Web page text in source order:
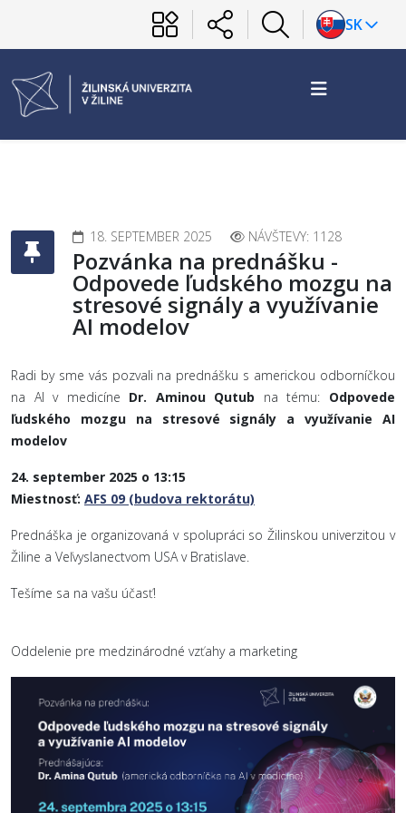
SK
18. SEPTEMBER 2025 NÁVŠTEVY: 1128
Pozvánka na prednášku -
Odpovede ľudského mozgu na
stresové signály a využívanie
AI modelov
Radi by sme vás pozvali na prednášku s americkou odborníčkou
na AI v medicíne Dr. Aminou Qutub na tému: Odpovede
ľudského mozgu na stresové signály a využívanie AI
modelov
24. september 2025 o 13:15
Miestnosť: AFS 09 (budova rektorátu)
Prednáška je organizovaná v spolupráci so Žilinskou univerzitou v
Žiline a Veľvyslanectvom USA v Bratislave.
Tešíme sa na vašu účasť!
Oddelenie pre medzinárodné vzťahy a marketing